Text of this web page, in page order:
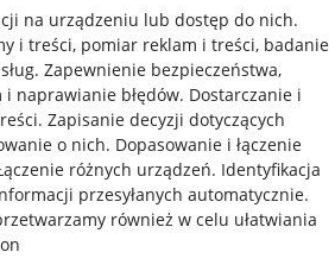
na urządzeniu lub dostęp do nich.
i treści, pomiar reklam i treści, badanie
. Zapewnienie bezpieczeństwa,
naprawianie błędów. Dostarczanie i
. Zapisanie decyzji dotyczących
o nich. Dopasowanie i łączenie
różnych urządzeń. Identyfikacja
przesyłanych automatycznie.
również w celu ułatwiania
aplikację